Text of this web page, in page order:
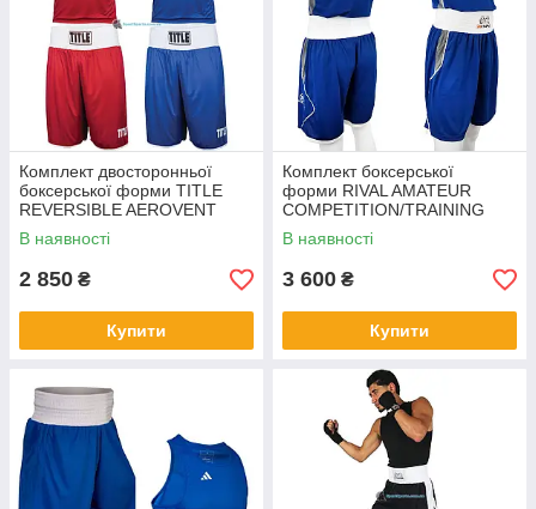
Комплект двосторонньої
боксерської форми TITLE
REVERSIBLE AEROVENT
SET1 XXS
В наявності
2 850 ₴
Купити
Комплект боксерської
форми RIVAL AMATEUR
COMPETITION/TRAINING
BOXING. Форма для боксу
Рівал
В наявності
3 600 ₴
Купити